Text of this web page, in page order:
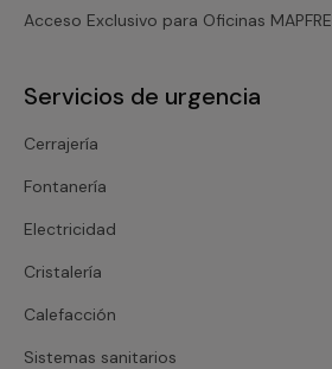
Acceso Exclusivo para Oficinas MAPFRE
Servicios de urgencia
Cerrajería
Fontanería
Electricidad
Cristalería
Calefacción
Sistemas sanitarios